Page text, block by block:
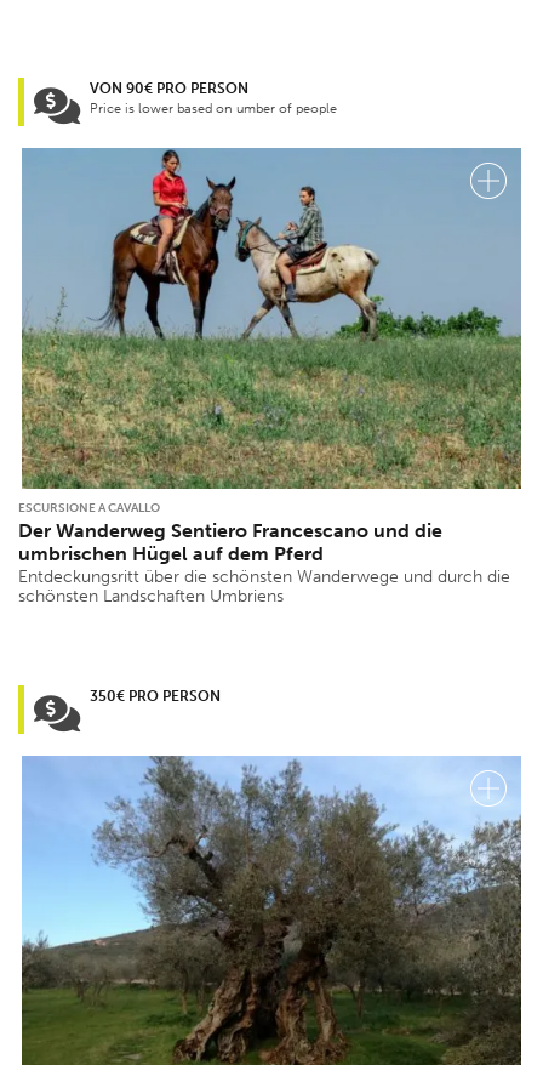
VON 90€ PRO PERSON
Price is lower based on umber of people
ESCURSIONE A CAVALLO
Der Wanderweg Sentiero Francescano und die
umbrischen Hügel auf dem Pferd
Entdeckungsritt über die schönsten Wanderwege und durch die
schönsten Landschaften Umbriens
350€ PRO PERSON